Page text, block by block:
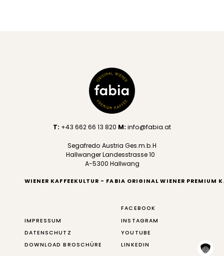
T: +43 662 66 13 820 M: info@fabia.at
Segafredo Austria Ges.m.b.H
Hallwanger Landesstrasse 10
A-5300 Hallwang
WIENER KAFFEEKULTUR - FABIA ORIGINAL WIENER PREMIUM
IMPRESSUM
DATENSCHUTZ
DOWNLOAD BROSCHÜRE
FACEBOOK
INSTAGRAM
YOUTUBE
LINKEDIN